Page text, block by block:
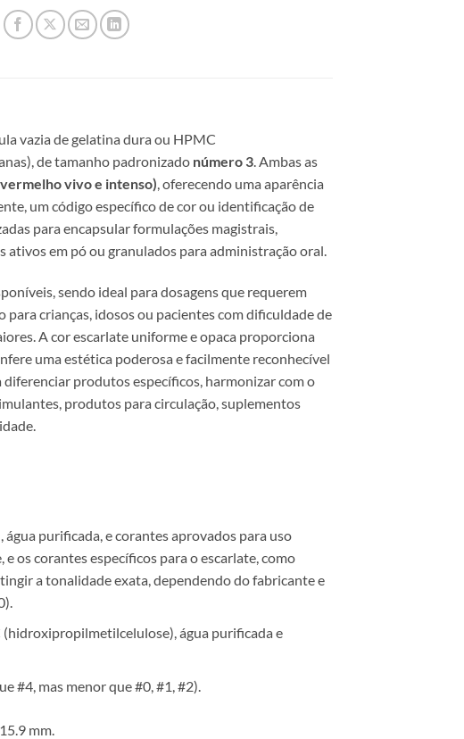
vazia de gelatina dura ou HPMC
de tamanho padronizado número 3. Ambas as
vivo e intenso), oferecendo uma aparência
um código específico de cor ou identificação de
para encapsular formulações magistrais,
em pó ou granulados para administração oral.
sendo ideal para dosagens que requerem
crianças, idosos ou pacientes com dificuldade de
A cor escarlate uniforme e opaca proporciona
uma estética poderosa e facilmente reconhecível
produtos específicos, harmonizar com o
produtos para circulação, suplementos
purificada, e corantes aprovados para uso
os corantes específicos para o escarlate, como
a tonalidade exata, dependendo do fabricante e
(hidroxipropilmetilcelulose), água purificada e
#4, mas menor que #0, #1, #2).
mm.